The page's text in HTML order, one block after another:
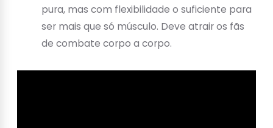
pura, mas com flexibilidade o suficiente para
ser mais que só músculo. Deve atrair os fãs
de combate corpo a corpo.